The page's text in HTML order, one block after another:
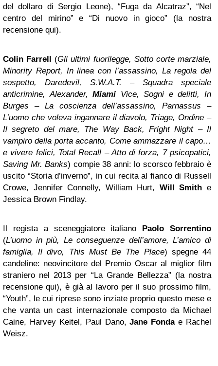
del dollaro di Sergio Leone), “Fuga da Alcatraz”, “Nel
centro del mirino” e “Di nuovo in gioco” (la nostra
recensione qui).
Colin Farrell (Gli ultimi fuorilegge, Sotto corte marziale,
Minority Report, In linea con l’assassino, La regola del
sospetto, Daredevil, S.W.A.T. – Squadra speciale
anticrimine, Alexander,Miami Vice, Sogni e delitti, In
Burges – La coscienza dell’assassino, Parnassus –
L’uomo che voleva ingannare il diavolo, Triage, Ondine –
Il segreto del mare, The Way Back, Fright Night – Il
vampiro della porta accanto, Come ammazzare il capo…
e vivere felici, Total Recall – Atto di forza, 7 psicopatici,
Saving Mr. Banks) compie 38 anni: lo scorsco febbraio è
uscito “Storia d’inverno”, in cui recita al fianco di Russell
Crowe, Jennifer Connelly, William Hurt, Will Smith e
Jessica Brown Findlay.
Il regista a sceneggiatore italiano Paolo Sorrentino
(L’uomo in più, Le conseguenze dell’amore, L’amico di
famiglia, Il divo, This Must Be The Place) spegne 44
candeline: neovincitore del Premio Oscar al miglior film
straniero nel 2013 per “La Grande Bellezza” (la nostra
recensione qui), è già al lavoro per il suo prossimo film,
“Youth”, le cui riprese sono inziate proprio questo mese e
che vanta un cast internazionale composto da Michael
Caine, Harvey Keitel, Paul Dano,Jane Fondae Rachel
Weisz.